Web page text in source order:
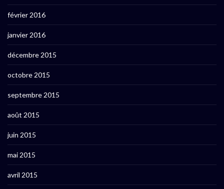
février 2016
janvier 2016
décembre 2015
octobre 2015
septembre 2015
août 2015
juin 2015
mai 2015
avril 2015